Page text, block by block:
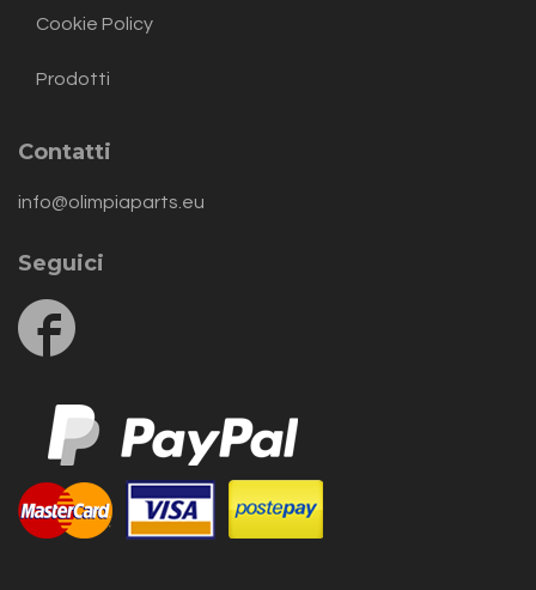
Cookie Policy
Prodotti
Contatti
info@olimpiaparts.eu
Seguici
us